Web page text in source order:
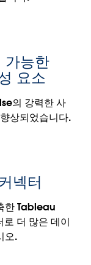
색
델을 쉽게 탐
지침을 보여
층적인 모델
색할 수 있게
이터 원본으로
발자는 사용자
에 내장된
적용할 수
자 환경을 개
가능한
요소
의 강력한 사
상되었습니다.
웹 구
성 요소 덕분
넥터
한 Tableau
더 많은 데이
오.